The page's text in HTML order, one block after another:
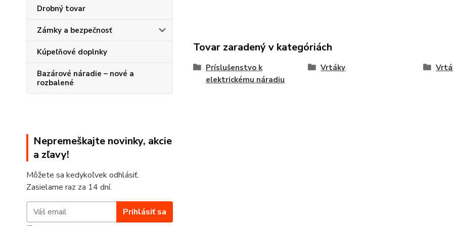
Drobný tovar
Zámky a bezpečnosť
Kúpeľňové doplnky
Bazárové náradie – nové a
rozbalené
Nepremeškajte novinky, akcie
a zľavy!
Môžete sa kedykoľvek odhlásiť.
Zasielame raz za 14 dní.
Prihlásiť sa
Tovar zaradený v kategóriách
Príslušenstvo k
elektrickému náradiu
Vrtáky